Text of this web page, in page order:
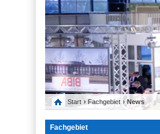
Start › Fachgebiet › News
Fachgebiet